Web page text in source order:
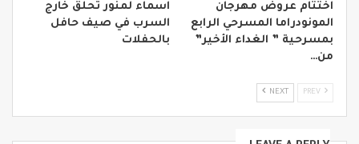
اختتام عروض مهرجان
المونودراما المسرحي الرابع
بمسرحية ” الغداء الأخير”
من…
اسماء لمنور تحلق خارج
السرب في صيف حافل
بالحفلات
NEXT